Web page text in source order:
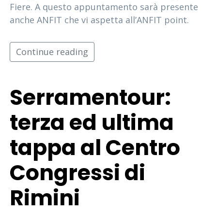
Fiere. A questo appuntamento sarà presente
anche ANFIT che vi aspetta all’ANFIT point.
Continue reading
Serramentour:
terza ed ultima
tappa al Centro
Congressi di
Rimini